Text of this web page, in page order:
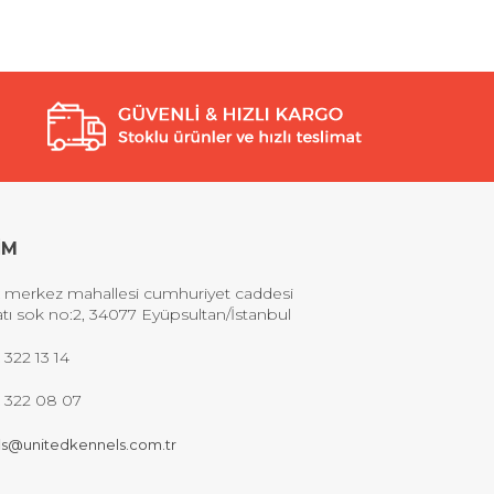
merkez mahallesi cumhuriyet caddesi
sok no:2, 34077 Eyüpsultan/İstanbul
13 14
322 08 07